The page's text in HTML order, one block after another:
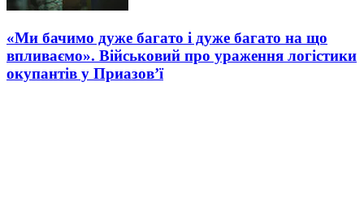
«Ми бачимо дуже багато і дуже багато на що
впливаємо». Військовий про ураження логістики
окупантів у Приазов’ї